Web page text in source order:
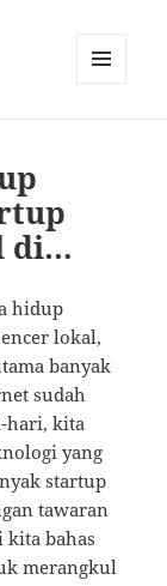
di…
hidup
lokal,
banyak
sudah
hari, kita
yang
startup
tawaran
bahas
merangkul